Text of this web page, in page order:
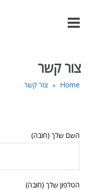
צור קשר
Home
» צור קשר
השם שלך (חובה)
הטלפון שלך (חובה)